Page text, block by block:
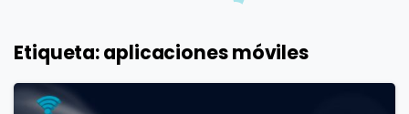
Etiqueta:aplicaciones móviles